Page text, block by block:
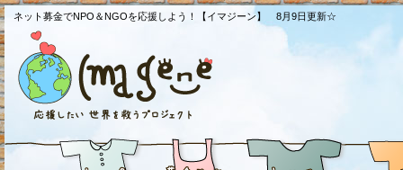
ネット募金でNPO＆NGOを応援しよう！【イマジーン】 8月9日更新☆